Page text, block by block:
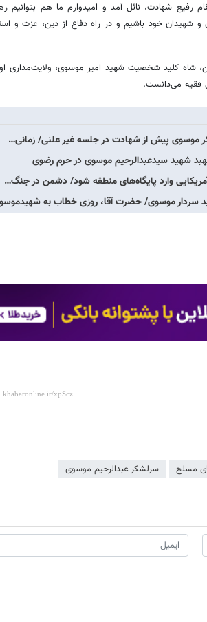
شهادت، نائل آمد و امیدوارم ما هم بتوانیم
و شهیدان خود باشیم و در راه دفاع از دین، عزت و
کلید شخصیت شهید امیر موسوی، ولایت‌مداری
فقیه می‌دانست.
موسوی پیش از شهادت در جلسه غیر علنی/ زمانی…
شهید سیدعبدالرحیم موسوی در حرم رضوی
وارد پایگاه‌های منطقه شود/ دشمن در جنگ…
سردار موسوی/ حضرت آقا، روزی خطاب به
مسلح سرلشکر عبدالرحیم موسوی